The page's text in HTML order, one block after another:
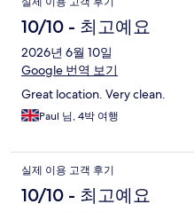
10/10 - 최고예요
2026년 6월 10일
Google 번역 보기
Great location. Very clean.
Paul 님, 4박 여행
실제 이용 고객 후기
10/10 - 최고예요